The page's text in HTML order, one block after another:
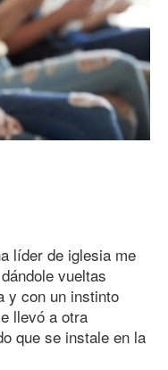
líder de iglesia me
vueltas
y con un instinto
llevó a otra
que se instale en la